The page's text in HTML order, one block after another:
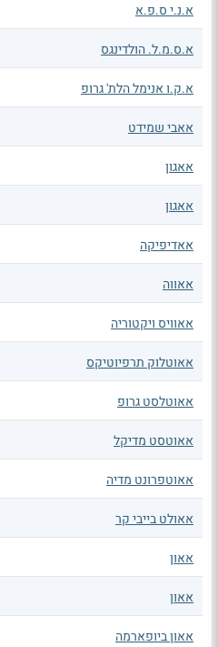
א.נ.י ס.פ.א
א.ס.מ.ל. הולדינגס
א.ק.ו אנימל הלת' גרופ
אאבי שמידט
אאגון
אאגון
אאדיפיקה
אאווה
אאוויס ויקטוריה
אאוטלוק תרפיוטיקס
אאוטלסט גרופ
אאוטסט מדיקל
אאוטפרונט מדיה
אאולט בייבי קר
אאון
אאון
אאון ביופארמה